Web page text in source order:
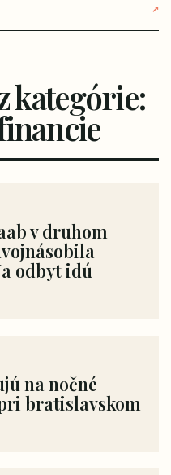
↗
kategórie:
v druhom
odbyt idú
na nočné
bratislavskom